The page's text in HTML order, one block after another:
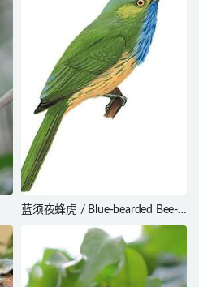
蓝须夜蜂虎 / Blue-bearded Bee-
eater / Nyctyornis athertoni